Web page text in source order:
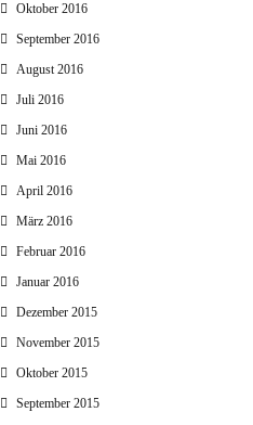
Oktober 2016
September 2016
August 2016
Juli 2016
Juni 2016
Mai 2016
April 2016
März 2016
Februar 2016
Januar 2016
Dezember 2015
November 2015
Oktober 2015
September 2015